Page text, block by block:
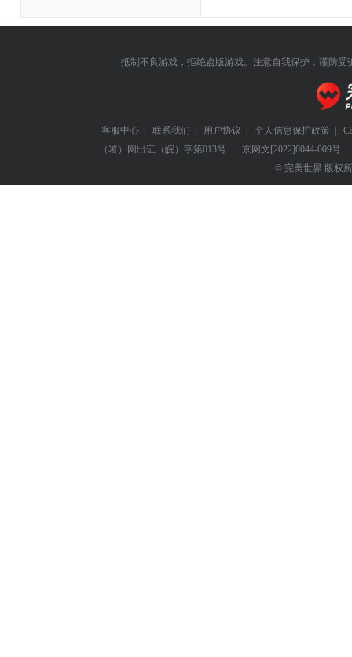
抵制不良游戏，拒绝盗版游戏。注意自我保护，谨防受
客服中心 | 联系我们 | 用户协议 | 个人信息保护政策 |
（署）网出证（皖）字第013号
京网文[2022]0044-009号
© 完美世界 版权所